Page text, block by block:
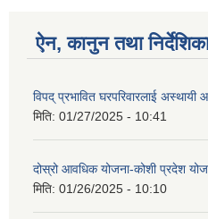
ऐन, कानुन तथा
विपद् प्रभावित घरपरिवारलाई
मिति: 01/27/2025 - 10:41
दोस्रो आवधिक योजना-कोशी प्रदेश
मिति: 01/26/2025 - 10:10